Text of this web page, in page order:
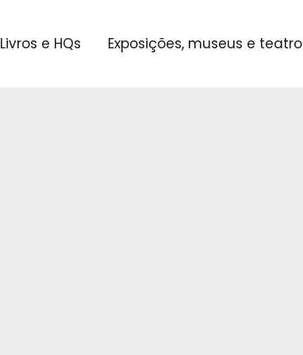
Livros e HQs Exposições, museus e teatro
s